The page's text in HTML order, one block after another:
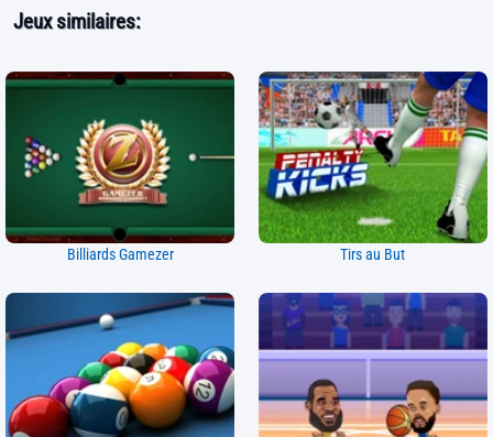
Jeux similaires:
Billiards Gamezer Tirs au But